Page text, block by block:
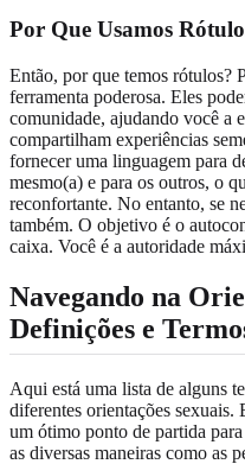
Por Que Usamos
Então, por que temos rótulos?
ferramenta poderosa. Eles
comunidade, ajudando você a
compartilham experiências
fornecer uma linguagem para
mesmo(a) e para os outros, o
reconfortante. No entanto, se
também. O objetivo é o
caixa. Você é a autoridade
Navegando na
Definições e
Aqui está uma lista de alguns
diferentes orientações sexuais.
um ótimo ponto de partida
as diversas maneiras como as